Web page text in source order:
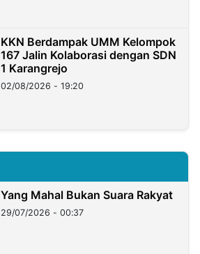
KKN Berdampak UMM Kelompok
167 Jalin Kolaborasi dengan SDN
1 Karangrejo
02/08/2026 - 19:20
Yang Mahal Bukan Suara Rakyat
29/07/2026 - 00:37